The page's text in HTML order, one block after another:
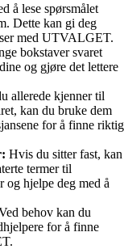
å lese spørsmålet
Dette kan gi deg
med UTVALGET.
bokstaver svaret
og gjøre det lettere
allerede kjenner til
kan du bruke dem
for å finne riktig
Hvis du sitter fast, kan
termer til
hjelpe deg med å
behov kan du
for å finne